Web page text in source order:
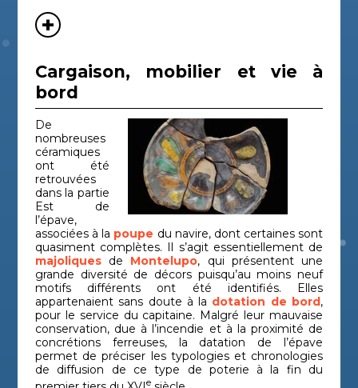
Cargaison, mobilier et vie à
bord
De
nombreuses
céramiques
ont été
retrouvées
dans la partie
Est de
l’épave,
associées à la poupe du navire, dont certaines sont
quasiment complètes. Il s’agit essentiellement de
majoliques de Montelupo, qui présentent une
grande diversité de décors puisqu’au moins neuf
motifs différents ont été identifiés. Elles
appartenaient sans doute à la dotation de bord,
pour le service du capitaine. Malgré leur mauvaise
conservation, due à l’incendie et à la proximité de
concrétions ferreuses, la datation de l’épave
permet de préciser les typologies et chronologies
de diffusion de ce type de poterie à la fin du
e